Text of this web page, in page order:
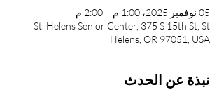
05 نوفمبر 2025، 1:00 م – 2:00 م
St. Helens Senior Center, 375 S 15th St, St
Helens, OR 97051, USA
نبذة عن الحدث